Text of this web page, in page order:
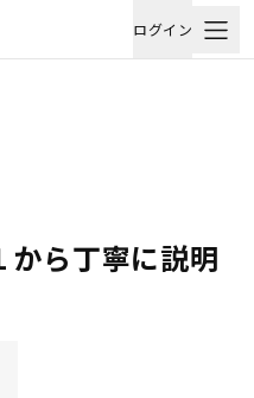
ログイン
ら丁寧に説明